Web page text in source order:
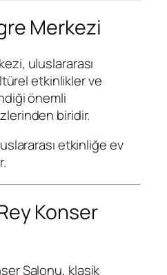
Merkezi
, uluslararası
etkinlikler ve
önemli
biridir.
etkinliğe ev
Konser
Salonu, klasik